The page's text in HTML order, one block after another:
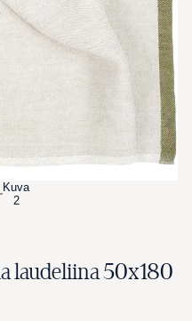
Kuva
2
laudeliina 50x180